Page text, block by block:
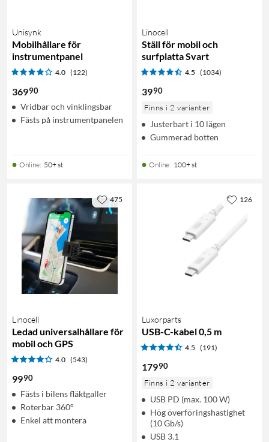
Unisynk
Mobilhållare för
instrumentpanel
4.0 (122)
36990
Vridbar och vinklingsbar
Fästs på instrumentpanelen
Online: 50+ st
Linocell
Ställ för mobil och
surfplatta Svart
4.5 (1034)
3990
Finns i 2 varianter
Justerbart i 10 lägen
Gummerad botten
Online: 100+ st
Linocell
Ledad universalhållare för
mobil och GPS
4.0 (543)
9990
Fästs i bilens fläktgaller
Roterbar 360°
Enkel att montera
475
Luxorparts
USB-C-kabel 0,5 m
4.5 (191)
17990
Finns i 2 varianter
USB PD (max. 100 W)
Hög överföringshastighet
(10 Gb/s)
USB 3.1
126